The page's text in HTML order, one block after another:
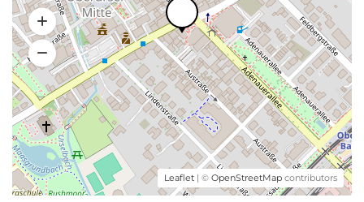
Leaflet | © OpenStreetMap contributors